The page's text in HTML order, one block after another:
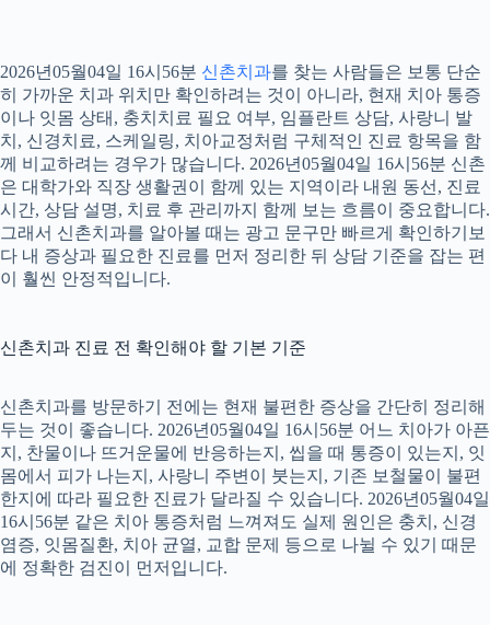
2026년05월04일 16시56분 신촌치과를 찾는 사람들은 보통 단순
히 가까운 치과 위치만 확인하려는 것이 아니라, 현재 치아 통증
이나 잇몸 상태, 충치치료 필요 여부, 임플란트 상담, 사랑니 발
치, 신경치료, 스케일링, 치아교정처럼 구체적인 진료 항목을 함
께 비교하려는 경우가 많습니다. 2026년05월04일 16시56분 신촌
은 대학가와 직장 생활권이 함께 있는 지역이라 내원 동선, 진료
시간, 상담 설명, 치료 후 관리까지 함께 보는 흐름이 중요합니다.
그래서 신촌치과를 알아볼 때는 광고 문구만 빠르게 확인하기보
다 내 증상과 필요한 진료를 먼저 정리한 뒤 상담 기준을 잡는 편
이 훨씬 안정적입니다.
신촌치과 진료 전 확인해야 할 기본 기준
신촌치과를 방문하기 전에는 현재 불편한 증상을 간단히 정리해
두는 것이 좋습니다. 2026년05월04일 16시56분 어느 치아가 아픈
지, 찬물이나 뜨거운물에 반응하는지, 씹을 때 통증이 있는지, 잇
몸에서 피가 나는지, 사랑니 주변이 붓는지, 기존 보철물이 불편
한지에 따라 필요한 진료가 달라질 수 있습니다. 2026년05월04일
16시56분 같은 치아 통증처럼 느껴져도 실제 원인은 충치, 신경
염증, 잇몸질환, 치아 균열, 교합 문제 등으로 나뉠 수 있기 때문
에 정확한 검진이 먼저입니다.